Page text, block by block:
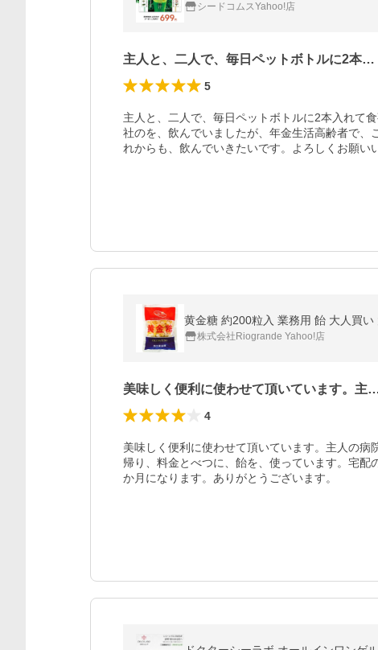
シードコムスYahoo!店
主人と、二人で、毎日ペットボトルに2本…
5
主人と、二人で、毎日ペットボトルに2本入れて
社のを、飲んでいましたが、年金生活高齢者で、
れからも、飲んでいきたいです。よろしくお願い
黄金糖 約200粒入 業務用 飴 大人買い
株式会社Riogrande Yahoo!店
美味しく便利に使わせて頂いています。主
4
美味しく便利に使わせて頂いています。主人の病
帰り、料金とべつに、飴を、使っています。宅
か月になります。ありがとうございます。